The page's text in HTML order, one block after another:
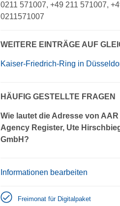
0211 571007, +49 211 571007,
0211571007
WEITERE EINTRÄGE AUF
Kaiser-Friedrich-Ring in
HÄUFIG GESTELLTE FRAGEN
Wie lautet die Adresse von
Agency Register, Ute
GmbH?
Informationen bearbeiten
Freimonat für Digitalpaket